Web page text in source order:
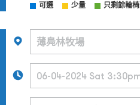
可選 少量 只剩餘輪